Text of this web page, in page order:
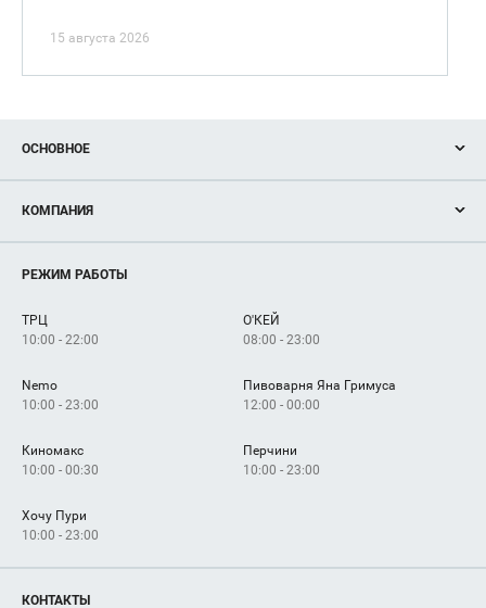
15 августа 2026
ОСНОВНОЕ
Новости
Магазины
Услуги
КОМПАНИЯ
Рекламодателям
Как добраться
РЕЖИМ РАБОТЫ
ТРЦ
10:00 - 22:00
О'КЕЙ
08:00 - 23:00
Nemo
10:00 - 23:00
Пивоварня Яна Гримуса
12:00 - 00:00
Киномакс
10:00 - 00:30
Перчини
10:00 - 23:00
Хочу Пури
10:00 - 23:00
КОНТАКТЫ